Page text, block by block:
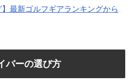
】最新ゴルフギアランキングから
バーの選び方